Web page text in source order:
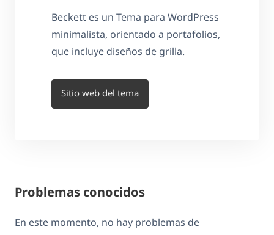
Beckett es un Tema para WordPress
minimalista, orientado a portafolios,
que incluye diseños de grilla.
Sitio web del tema
Problemas conocidos
En este momento, no hay problemas de